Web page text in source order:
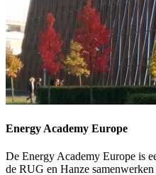
Energy Academy Europe
De Energy Academy Europe is
de RUG en Hanze